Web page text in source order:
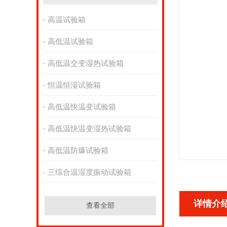
高温试验箱
高低温试验箱
高低温交变湿热试验箱
恒温恒湿试验箱
高低温快温变试验箱
高低温快温变湿热试验箱
高低温防爆试验箱
三综合温湿度振动试验箱
查看全部 详情介